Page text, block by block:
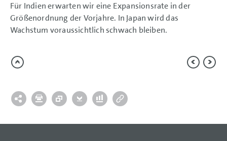
Für Indien erwarten wir eine Expansionsrate in der
Größenordnung der Vorjahre. In Japan wird das
Wachstum voraussichtlich schwach bleiben.